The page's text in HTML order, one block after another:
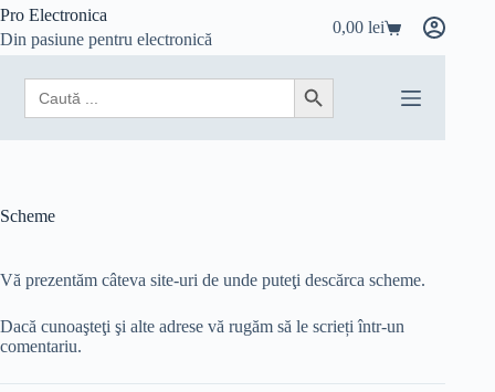
Sari
conținut
Pro Electronica
Din pasiune pentru electronică
Coș
de
cumpărături
0,00lei
Search
for:
Search Button
Scheme
Vă prezentăm câteva site-uri de unde puteţi descărca scheme.
Dacă cunoaşteţi şi alte adrese vă rugăm să le scrieți într-un
comentariu.